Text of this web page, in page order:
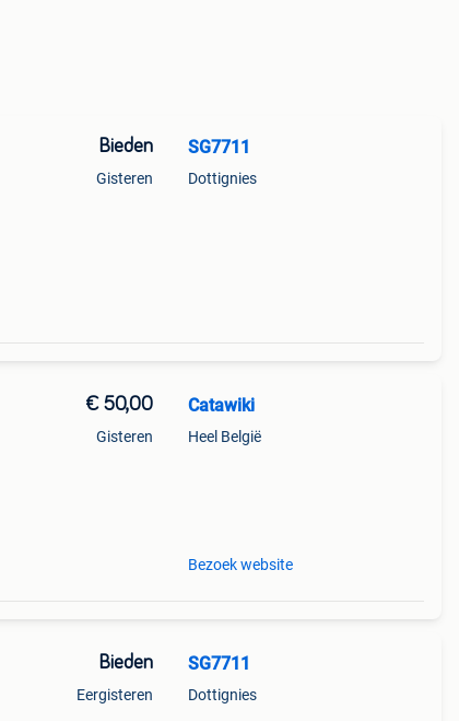
Bieden
Gisteren
SG7711
Dottignies
€ 50,00
Gisteren
Catawiki
Heel België
Bezoek website
Bieden
Eergisteren
SG7711
Dottignies